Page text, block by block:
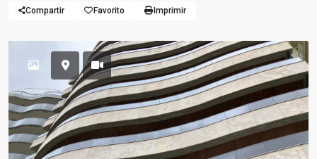
Compartir Favorito Imprimir